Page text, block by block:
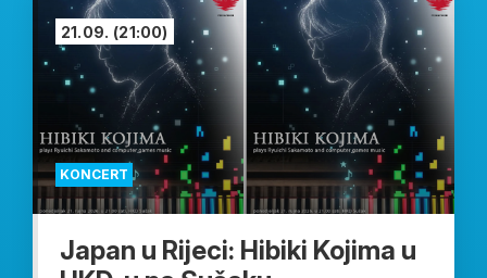
KONCERT
21.09. (21:00)
Japan u Rijeci: Hibiki Kojima u